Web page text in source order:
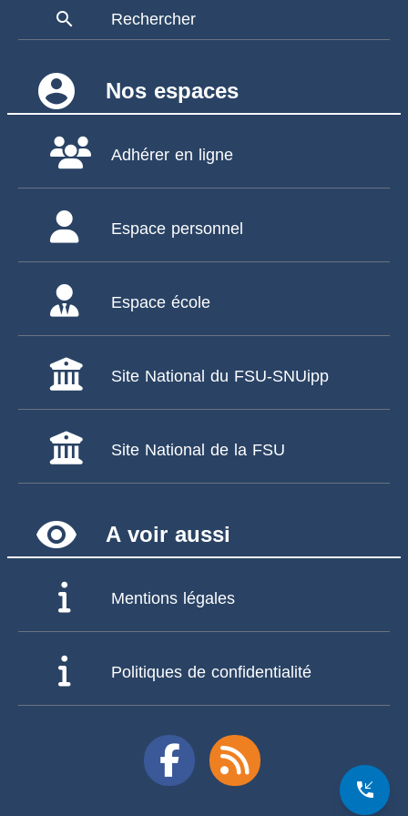
phone_callback
search Rechercher
account_circle Nos espaces
Adhérer en ligne
Espace personnel
Espace école
Site National du FSU-SNUipp
Site National de la FSU
remove_red_eye A voir aussi
Mentions légales
Politiques de confidentialité